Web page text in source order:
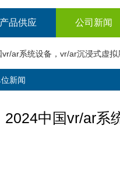
工展
产品供应 公司新闻
新闻
2024中国vr/ar系